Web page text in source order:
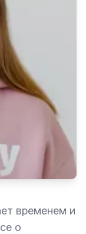
временем и
о